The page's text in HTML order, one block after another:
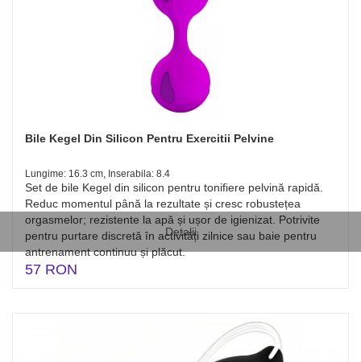
Detalii
Bile Kegel Din Silicon Pentru Exercitii Pelvine
Lungime: 16.3 cm, Inserabila: 8.4
Set de bile Kegel din silicon pentru tonifiere pelvină rapidă.
Reduc momentul până la rezultate și cresc robustețea
orgasmelor; rezistente la apă și ușor de igienizat. Potrivite
pentru purtare discretă în activități zilnice sau baie pentru
antrenament continuu și plăcut.
57 RON